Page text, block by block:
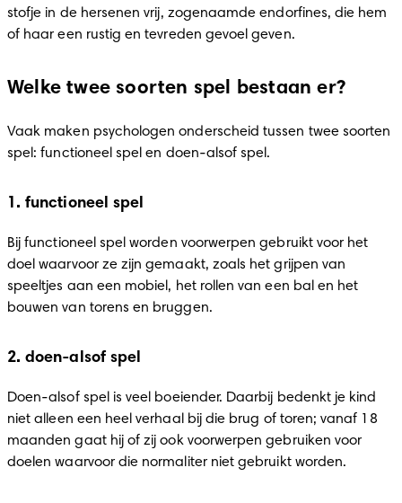
stofje in de hersenen vrij, zogenaamde endorfines, die hem
of haar een rustig en tevreden gevoel geven.
Welke twee soorten spel bestaan er?
Vaak maken psychologen onderscheid tussen twee soorten
spel: functioneel spel en doen-alsof spel.
1. functioneel spel
Bij functioneel spel worden voorwerpen gebruikt voor het
doel waarvoor ze zijn gemaakt, zoals het grijpen van
speeltjes aan een mobiel, het rollen van een bal en het
bouwen van torens en bruggen.
2. doen-alsof spel
Doen-alsof spel is veel boeiender. Daarbij bedenkt je kind
niet alleen een heel verhaal bij die brug of toren; vanaf 18
maanden gaat hij of zij ook voorwerpen gebruiken voor
doelen waarvoor die normaliter niet gebruikt worden.